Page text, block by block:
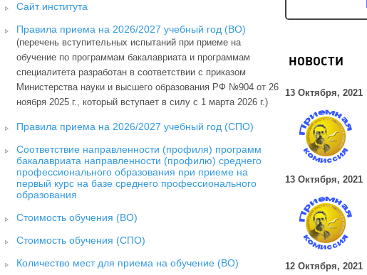
Сайт института
Правила приема на 2026/2027 учебный год (ВО)
(перечень вступительных испытаний при приеме на
обучение по программам бакалавриата и программам
специалитета разработан в соответствии с приказом
Министерства науки и высшего образования РФ №904 от 26
ноября 2025 г., который вступает в силу с 1 марта 2026 г.)
Правила приема на 2026/2027 учебный год (СПО)
Соответствие направленности (профиля) программ
бакалавриата направленности (профилю) среднего
профессионального образования при приеме на
первый курс на базе среднего профессионального
образования
Стоимость обучения (ВО)
Стоимость обучения (СПО)
Количество мест для приема на обучение (ВО)
НОВОСТИ
13 Октября, 2021
13 Октября, 2021
12 Октября, 2021